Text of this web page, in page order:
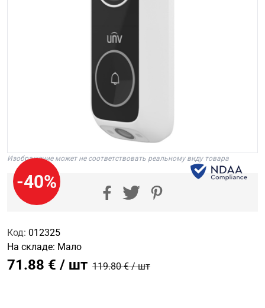
-40%
Изображение может не соответствовать реальному виду товара
Код: 012325
На складе: Мало
71.88 € / шт 119.80 € / шт